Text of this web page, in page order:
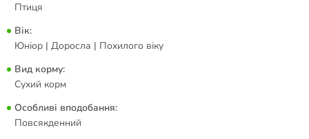
Птиця
Вік:
Юніор | Доросла | Похилого віку
Вид корму:
Сухий корм
Особливі вподобання:
Повсякденний